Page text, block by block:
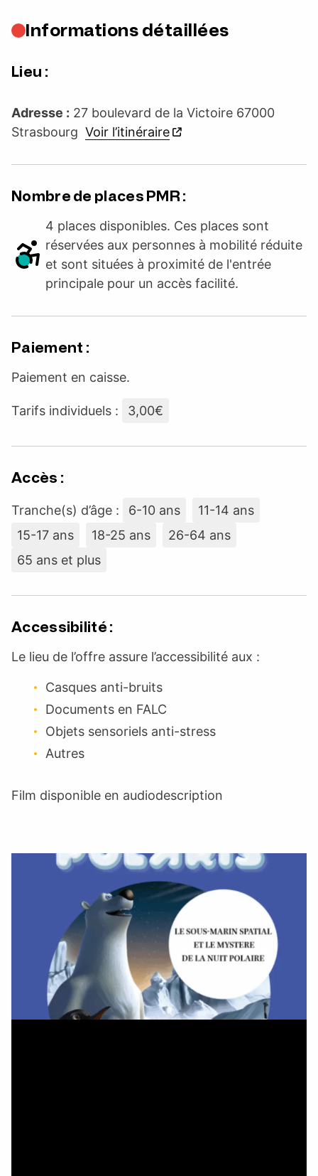
Informations détaillées
Lieu :
Adresse : 27 boulevard de la Victoire 67000
Strasbourg Voir l’itinéraire
Nombre de places PMR :
4 places disponibles. Ces places sont
réservées aux personnes à mobilité réduite
et sont situées à proximité de l'entrée
principale pour un accès facilité.
Paiement :
Paiement en caisse.
Tarifs individuels : 3,00€
Accès :
Tranche(s) d’âge : 6-10 ans
11-14 ans
15-17 ans
18-25 ans
26-64 ans
65 ans et plus
Accessibilité :
Le lieu de l’offre assure l’accessibilité aux :
Casques anti-bruits
Documents en FALC
Objets sensoriels anti-stress
Autres
Film disponible en audiodescription